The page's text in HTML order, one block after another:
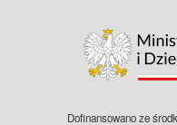
Dofinansowano ze